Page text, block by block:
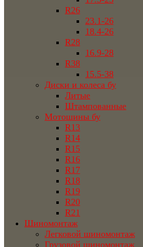
R26
23.1-26
18.4-26
R28
16.9-28
R38
15.5-38
Диски и колеса бу
Литые
Штампованные
Мотошины бу
R13
R14
R15
R16
R17
R18
R19
R20
R21
Шиномонтаж
Легковой шиномонтаж
Грузовой шиномонтаж